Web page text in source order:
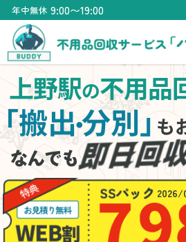
年中無休 9:00〜19:00
上野駅の不用品
搬出・分別」
も